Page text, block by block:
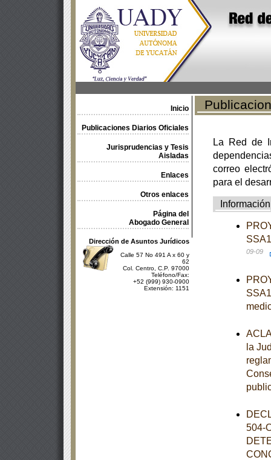
Inicio
Publicaciones Diarios Oficiales
Jurisprudencias y Tesis
Aisladas
Enlaces
Otros enlaces
Página del
Abogado General
Dirección de Asuntos Jurídicos
Calle 57 No 491 A x 60 y
62
Col. Centro, C.P. 97000
Teléfono/Fax:
+52 (999) 930-0900
Extensión: 1151
La Red de
correo
para el
Información
09-09
la
504-